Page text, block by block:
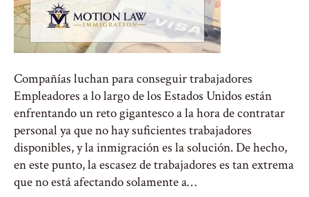
Compañías luchan para conseguir trabajadores
Empleadores a lo largo de los Estados Unidos están
enfrentando un reto gigantesco a la hora de contratar
personal ya que no hay suficientes trabajadores
disponibles, y la inmigración es la solución. De hecho,
en este punto, la escasez de trabajadores es tan extrema
que no está afectando solamente a…